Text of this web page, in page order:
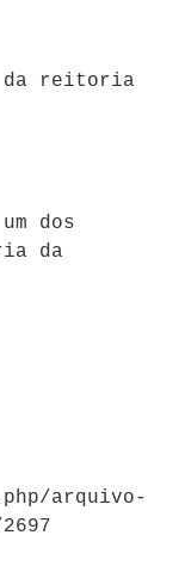
da reitoria
dos
da
arquivo-